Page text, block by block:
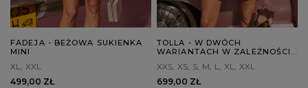
FADEJA - BEŻOWA SUKIENKA
MINI
XL XXL
499,00 ZŁ
TOLLA - W DWÓCH
WARIANTACH W ZALEŻNOŚCI
XXS XS S M L XL XXL
699,00 ZŁ